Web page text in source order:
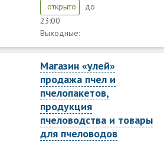
открыто
до
23:00
Выходные:
Магазин «улей»
продажа пчел и
пчелопакетов,
продукция
пчеловодства и товары
для пчеловодов